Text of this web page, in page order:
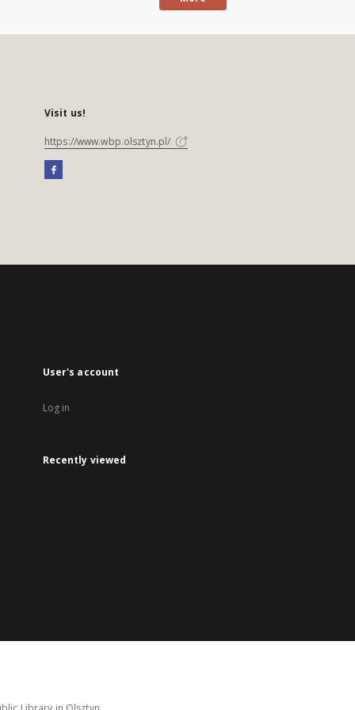
Visit us!
https://www.wbp.olsztyn.pl/
User's account
Log in
Recently viewed